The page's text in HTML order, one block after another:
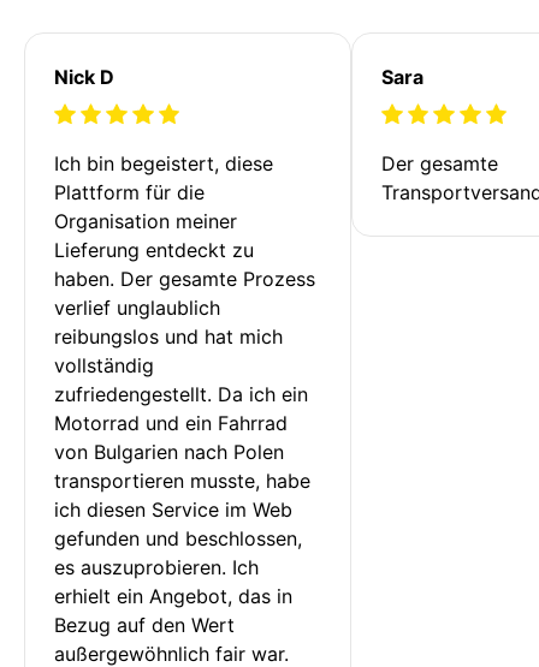
Nick D
Ich bin begeistert, diese
Plattform für die
Organisation meiner
Lieferung entdeckt zu
haben. Der gesamte Prozess
verlief unglaublich
reibungslos und hat mich
vollständig
zufriedengestellt. Da ich ein
Motorrad und ein Fahrrad
von Bulgarien nach Polen
transportieren musste, habe
ich diesen Service im Web
gefunden und beschlossen,
es auszuprobieren. Ich
erhielt ein Angebot, das in
Bezug auf den Wert
außergewöhnlich fair war.
Sara
Der gesamte